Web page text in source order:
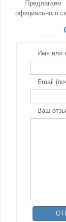
официального
Имя или
Email
Ваш